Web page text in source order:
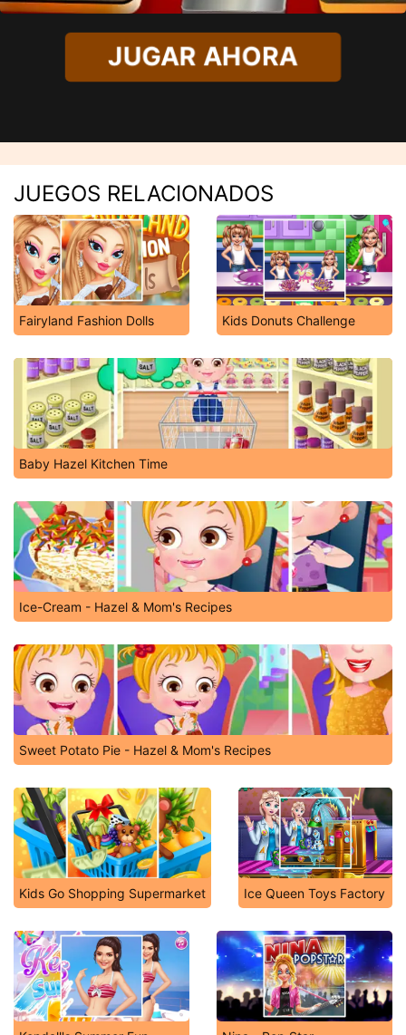
JUGAR AHORA
JUEGOS RELACIONADOS
Fairyland Fashion Dolls Kids Donuts Challenge
Baby Hazel Kitchen Time
Ice-Cream - Hazel & Mom's Recipes
Sweet Potato Pie - Hazel & Mom's Recipes
Kids Go Shopping Supermarket Ice Queen Toys Factory